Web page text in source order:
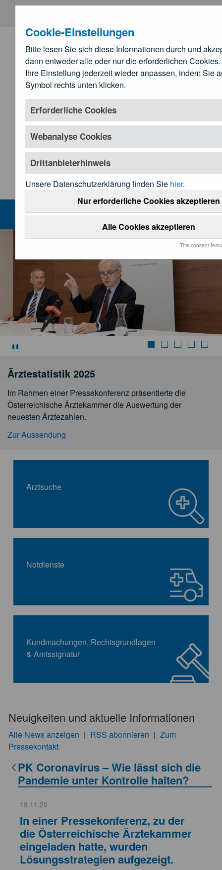
Cookie-Einstellungen
Bitte lesen Sie sich diese Informationen durch und
dann entweder alle oder nur die erforderlichen
Ihre Einstellung jederzeit wieder anpassen, indem Sie
Symbol rechts unten klicken.
Erforderliche Cookies
Webanalyse Cookies
Drittanbieterhinweis
Unsere Datenschutzerklärung finden Sie hier.
Nur erforderliche Cookies akzeptieren
Alle Cookies akzeptieren
This consent
Zum Hauptinhalt springen
Zu den
Landesärztekammern
Home
MENU
Stoppen
Ärztestatistik 2025
Im Rahmen einer Pressekonferenz präsentierte die
Österreichische Ärztekammer die Auswertung der
neuesten Ärztezahlen.
Zur Aussendung
Arztsuche
Notdienste
Kundmachungen, Rechtsgrundlagen
& Amtssignatur
Neuigkeiten und aktuelle Informationen
Alle News anzeigen | RSS abonnieren | Zum
Pressekontakt
PK Coronavirus – Wie lässt sich die
Pandemie unter Kontrolle halten?
19.11.20
In einer Pressekonferenz, zu der
die Österreichische Ärztekammer
eingeladen hatte, wurden
Lösungsstrategien aufgezeigt.